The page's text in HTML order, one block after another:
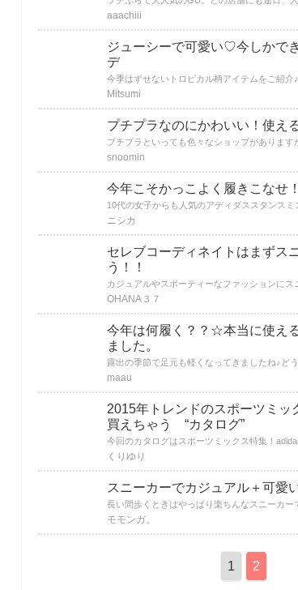
aaachiii
ジューシーで可愛い♡今しかで
デ
Mitsumi
プチプラなのにかわいい！使え
snoomin
今年こそかっこよく履きこなせ
ニシカ
セレブコーディネイトはまずス
う！！
OHANA３７
今年は何履く？？☆本当に使え
ました。
maau
2015年トレンドのスポーツミ
買えちゃう “カタログ”
くりゆり
スニーカーでカジュアル＋可愛
モモンガ。
1 2